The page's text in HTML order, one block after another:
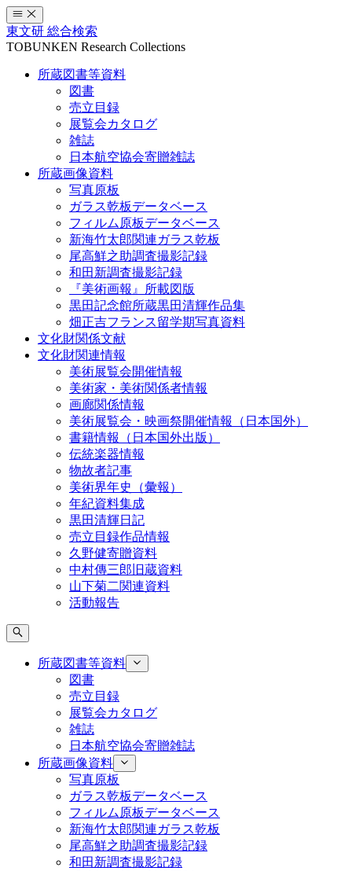
コ
ン
テ
東文研 総合検索
TOBUNKEN Research Collections
所蔵図書等資料
図書
売立目録
展覧会カタログ
雑誌
日本航空協会寄贈雑誌
所蔵画像資料
写真原板
ガラス乾板データベース
フィルム原板データベース
新海竹太郎関連ガラス乾板
尾高鮮之助調査撮影記録
和田新調査撮影記録
『美術画報』所載図版
黒田記念館所蔵黒田清輝作品集
畑正吉フランス留学期写真資料
文化財関係文献
文化財関連情報
美術展覧会開催情報
美術家・美術関係者情報
画廊関係情報
美術展覧会・映画祭開催情報（日本国外）
書籍情報（日本国外出版）
伝統楽器情報
物故者記事
美術界年史（彙報）
年紀資料集成
黒田清輝日記
売立目録作品情報
久野健寄贈資料
中村傳三郎旧蔵資料
山下菊二関連資料
活動報告
所蔵図書等資料
図書
売立目録
展覧会カタログ
雑誌
日本航空協会寄贈雑誌
所蔵画像資料
写真原板
ガラス乾板データベース
フィルム原板データベース
新海竹太郎関連ガラス乾板
尾高鮮之助調査撮影記録
和田新調査撮影記録